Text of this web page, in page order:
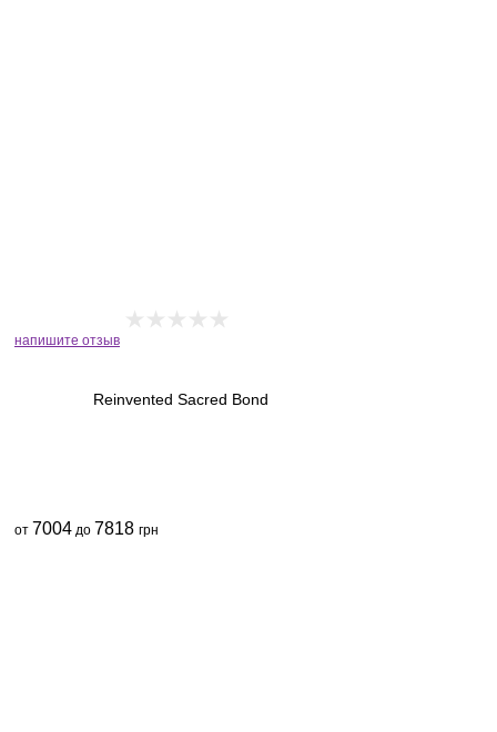
напишите отзыв
Reinvented Sacred Bond
от 7004 до 7818 грн